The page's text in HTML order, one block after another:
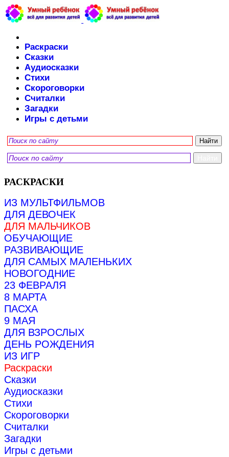
Раскраски
Сказки
Аудиосказки
Стихи
Скороговорки
Считалки
Загадки
Игры с детьми
РАСКРАСКИ
ИЗ МУЛЬТФИЛЬМОВ
ДЛЯ ДЕВОЧЕК
ДЛЯ МАЛЬЧИКОВ
ОБУЧАЮЩИЕ
РАЗВИВАЮЩИЕ
ДЛЯ САМЫХ МАЛЕНЬКИХ
НОВОГОДНИЕ
23 ФЕВРАЛЯ
8 МАРТА
ПАСХА
9 МАЯ
ДЛЯ ВЗРОСЛЫХ
ДЕНЬ РОЖДЕНИЯ
ИЗ ИГР
Раскраски
Сказки
Аудиосказки
Стихи
Скороговорки
Считалки
Загадки
Игры с детьми